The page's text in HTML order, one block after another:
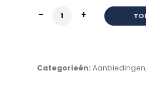
SYM JET 14 EURO5+
Categorieën:Aanbiedingen